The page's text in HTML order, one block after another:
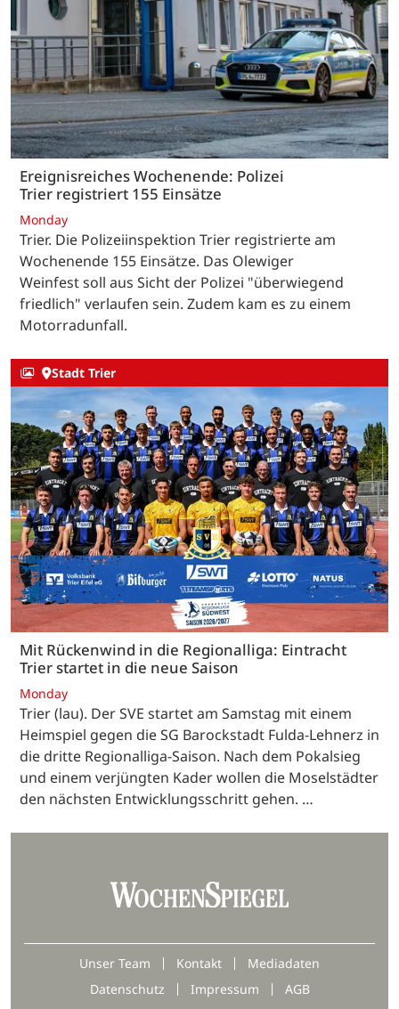
Ereignisreiches Wochenende: Polizei
Trier registriert 155 Einsätze
Monday
Trier. Die Polizeiinspektion Trier registrierte am
Wochenende 155 Einsätze. Das Olewiger
Weinfest soll aus Sicht der Polizei "überwiegend
friedlich" verlaufen sein. Zudem kam es zu einem
Motorradunfall.
Stadt Trier
Mit Rückenwind in die Regionalliga: Eintracht
Trier startet in die neue Saison
Monday
Trier (lau). Der SVE startet am Samstag mit einem
Heimspiel gegen die SG Barockstadt Fulda-Lehnerz in
die dritte Regionalliga-Saison. Nach dem Pokalsieg
und einem verjüngten Kader wollen die Moselstädter
den nächsten Entwicklungsschritt gehen. …
Unser Team Kontakt
Mediadaten
Datenschutz
Impressum
AGB